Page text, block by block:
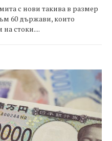
с нови такива в размер
60 държави, които
на стоки....